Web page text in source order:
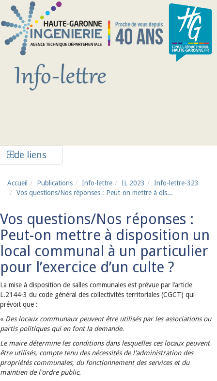
Aller au contenu principal
de liens
Accueil Publications Info-lettre IL 2023
Info-lettre-323
Vos questions/Nos réponses : Peut-on mettre à dis...
Vos questions/Nos réponses :
Peut-on mettre à disposition un
local communal à un particulier
pour l’exercice d’un culte ?
La mise à disposition de salles communales est prévue par l’article
L.2144-3 du code général des collectivités territoriales (CGCT) qui
prévoit que :
« Des locaux communaux peuvent être utilisés par les associations ou
partis politiques qui en font la demande.
Le maire détermine les conditions dans lesquelles ces locaux peuvent
être utilisés, compte tenu des nécessités de l'administration des
propriétés communales, du fonctionnement des services et du
maintien de l'ordre public.